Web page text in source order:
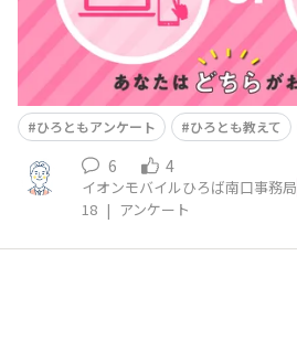
ひろともアンケート ひろとも教えて
6 4
イオンモバイルひろば南口事務局
18 | アンケート